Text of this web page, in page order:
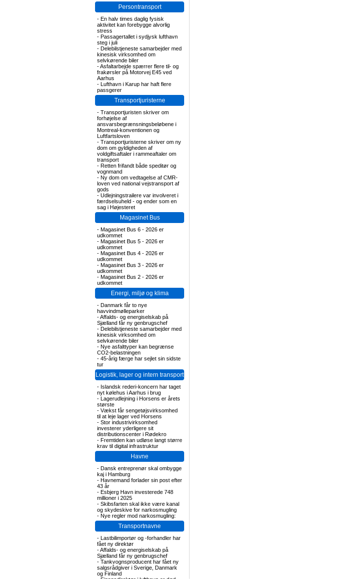
Persontransport
- En halv times daglig fysisk
aktivitet kan forebygge alvorlig
stress
- Passagertallet i sydjysk lufthavn
steg i juli
- Delebilstjeneste samarbejder med
kinesisk virksomhed om
selvkørende biler
-Asfaltarbejde spærrer flere til- og
frakørsler på Motorvej E45 ved
Aarhus
- Lufthavn i Karup har haft flere
passgerer
Transportjuristerne
- Transportjuristen skriver om
forhøjelse af
ansvarsbegrænsningsbeløbene i
Montreal-konventionen og
Luftfartsloven
- Transportjuristerne skriver om ny
dom om gyldigheden af
voldgiftsaftaler i rammeaftaler om
transport
- Retten frifandt både speditør og
vognmand
- Ny dom om vedtagelse af CMR-
loven ved national vejstransport af
gods
- Udlejningstrailere var involveret i
færdselsuheld - og ender som en
sag i Højesteret
Magasinet Bus
- Magasinet Bus 6 - 2026 er
udkommet
- Magasinet Bus 5 - 2026 er
udkommet
- Magasinet Bus 4 - 2026 er
udkommet
- Magasinet Bus 3 - 2026 er
udkommet
- Magasinet Bus 2 - 2026 er
udkommet
Energi, miljø og klima
- Danmark får to nye
havvindmølleparker
-Affalds- og energiselskab på
Sjælland får ny genbrugschef
- Delebilstjeneste samarbejder med
kinesisk virksomhed om
selvkørende biler
- Nye asfalttyper kan begrænse
CO2-belastningen
- 45-årig færge har sejlet sin sidste
tur
Logistik, lager og intern transport
- Islandsk rederi-koncern har taget
nyt kølehus i Aarhus i brug
- Lagerudlejning i Horsens er årets
største
- Vækst får sengetøjsvirksomhed
til at leje lager ved Horsens
- Stor industrivirksomhed
investerer yderligere sit
distributionscenter i Rødekro
- Fremtiden kan udløse langt større
krav til digital infrastruktur
Havne
- Dansk entreprenør skal ombygge
kaj i Hamburg
- Havnemand forlader sin post efter
43 år
- Esbjerg Havn investerede 748
millioner i 2025
- Skibsfarten skal ikke være kanal
og skydeskive for narkosmugling
- Nye regler mod narkosmugling:
Transportnavne
- Lastbilimportør og -forhandler har
fået ny direktør
-Affalds- og energiselskab på
Sjælland får ny genbrugschef
- Tankvognsproducent har fået ny
salgsrådgiver i Sverige, Danmark
og Finland